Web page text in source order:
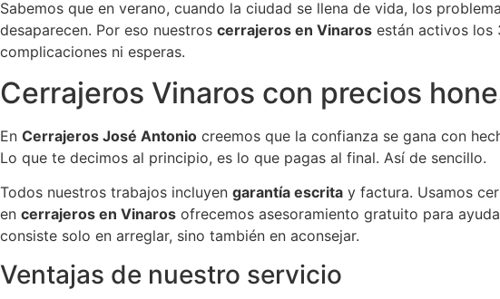
Sabemos que en verano, cuando la ciudad se llena de vida, los
desaparecen. Por eso nuestros cerrajeros en Vinaros están activos los
complicaciones ni esperas.
Cerrajeros Vinaros con precios
En Cerrajeros José Antonio creemos que la confianza se gana con
Lo que te decimos al principio, es lo que pagas al final. Así de sencillo.
Todos nuestros trabajos incluyen garantía escrita y factura. Usamos
en cerrajeros en Vinaros ofrecemos asesoramiento gratuito para
consiste solo en arreglar, sino también en aconsejar.
Ventajas de nuestro servicio